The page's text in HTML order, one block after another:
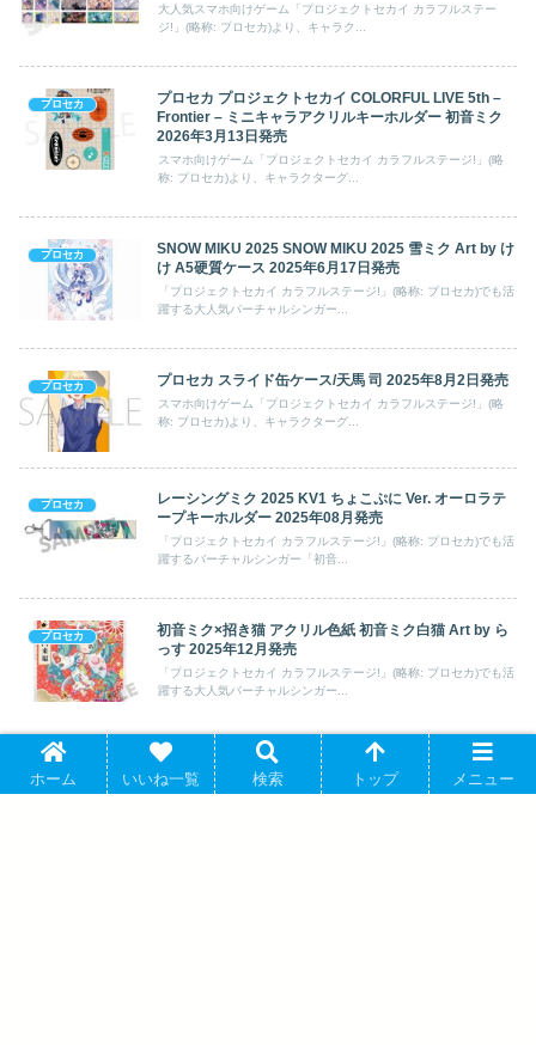
大人気スマホ向けゲーム「プロジェクトセカイ カラフルステー
ジ!」(略称: プロセカ)より、キャラク...
プロセカ
プロセカ プロジェクトセカイ COLORFUL LIVE 5th –
Frontier – ミニキャラアクリルキーホルダー 初音ミク
2026年3月13日発売
スマホ向けゲーム「プロジェクトセカイ カラフルステージ!」(略
称: プロセカ)より、キャラクターグ...
プロセカ
SNOW MIKU 2025 SNOW MIKU 2025 雪ミク Art by け
け A5硬質ケース 2025年6月17日発売
「プロジェクトセカイ カラフルステージ!」(略称: プロセカ)でも活
躍する大人気バーチャルシンガー...
プロセカ プロセカ スライド缶ケース/天馬 司 2025年8月2日発売
スマホ向けゲーム「プロジェクトセカイ カラフルステージ!」(略
称: プロセカ)より、キャラクターグ...
プロセカ
レーシングミク 2025 KV1 ちょこぷに Ver. オーロラテ
ープキーホルダー 2025年08月発売
「プロジェクトセカイ カラフルステージ!」(略称: プロセカ)でも活
躍するバーチャルシンガー「初音...
プロセカ
初音ミク×招き猫 アクリル色紙 初音ミク白猫 Art by ら
っす 2025年12月発売
「プロジェクトセカイ カラフルステージ!」(略称: プロセカ)でも活
躍する大人気バーチャルシンガー...
ホーム いいね一覧 検索 トップ メニュー